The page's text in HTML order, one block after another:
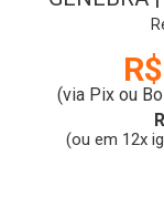
(via Pix ou
(ou em 12x